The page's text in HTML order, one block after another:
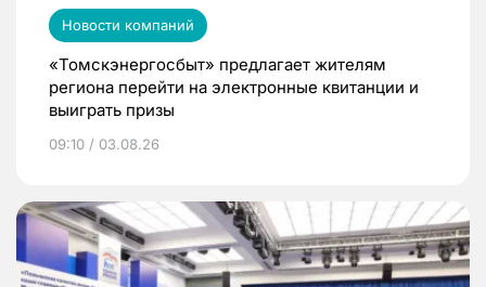
Новости компаний
«Томскэнергосбыт» предлагает жителям
региона перейти на электронные квитанции и
выиграть призы
09:10 / 03.08.26